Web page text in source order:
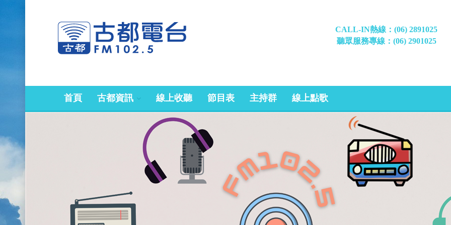
CALL-IN熱線：(06) 2891025
聽眾服務專線：(06) 2901025
首頁 古都資訊 線上收聽 節目表 主持群 線上點歌